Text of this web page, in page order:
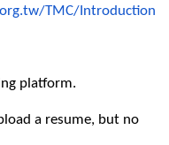
TMC/ Introduction
platform.
a resume, but no